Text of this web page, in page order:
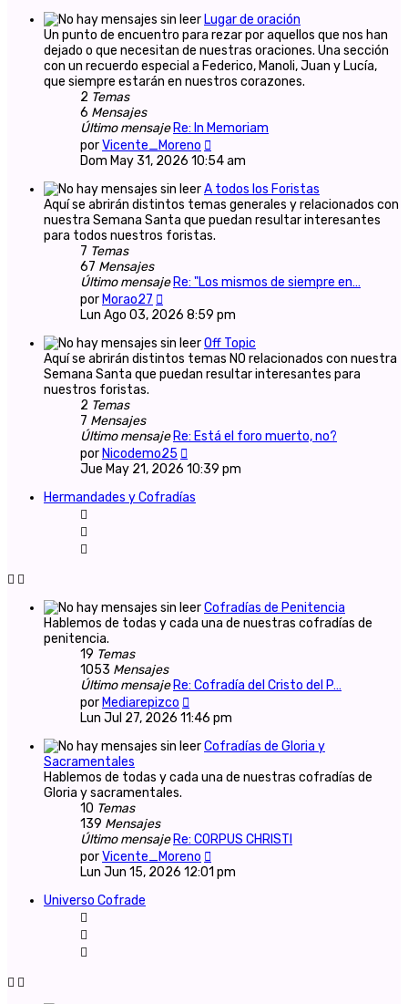
Lugar de oración
Un punto de encuentro para rezar por aquellos que nos han
dejado o que necesitan de nuestras oraciones. Una sección
con un recuerdo especial a Federico, Manoli, Juan y Lucía,
que siempre estarán en nuestros corazones.
2 Temas
6 Mensajes
Último mensaje Re: In Memoriam
porVicente_Moreno
último
Dom May 31, 2026 10:54 am
A todos los Foristas
Aquí se abrirán distintos temas generales y relacionados con
nuestra Semana Santa que puedan resultar interesantes
para todos nuestros foristas.
7 Temas
67 Mensajes
Último mensaje Re: "Los mismos de siempre en…
por Morao27
último
Lun Ago 03, 2026 8:59 pm
Off Topic
Aquí se abrirán distintos temas NO relacionados con nuestra
Semana Santa que puedan resultar interesantes para
nuestros foristas.
2 Temas
7 Mensajes
Último mensaje Re: Está el foro muerto, no?
por Nicodemo25
último
Jue May 21, 2026 10:39 pm
Hermandades y Cofradías
Cofradías de Penitencia
Hablemos de todas y cada una de nuestras cofradías de
penitencia.
19 Temas
1053 Mensajes
Último mensaje Re: Cofradía del Cristo del P…
por Mediarepizco
último
Lun Jul 27, 2026 11:46 pm
Cofradías de Gloria y
Sacramentales
Hablemos de todas y cada una de nuestras cofradías de
Gloria y sacramentales.
10 Temas
139 Mensajes
Último mensaje Re: CORPUS CHRISTI
porVicente_Moreno
último
Lun Jun 15, 2026 12:01 pm
Universo Cofrade